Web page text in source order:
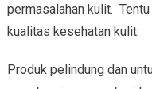
permasalahan kulit.
kualitas kesehatan kulit.
Produk pelindung dan